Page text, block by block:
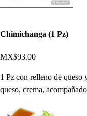
Chimichanga (1 Pz)
MX$93.00
1 Pz con relleno de
queso, crema,